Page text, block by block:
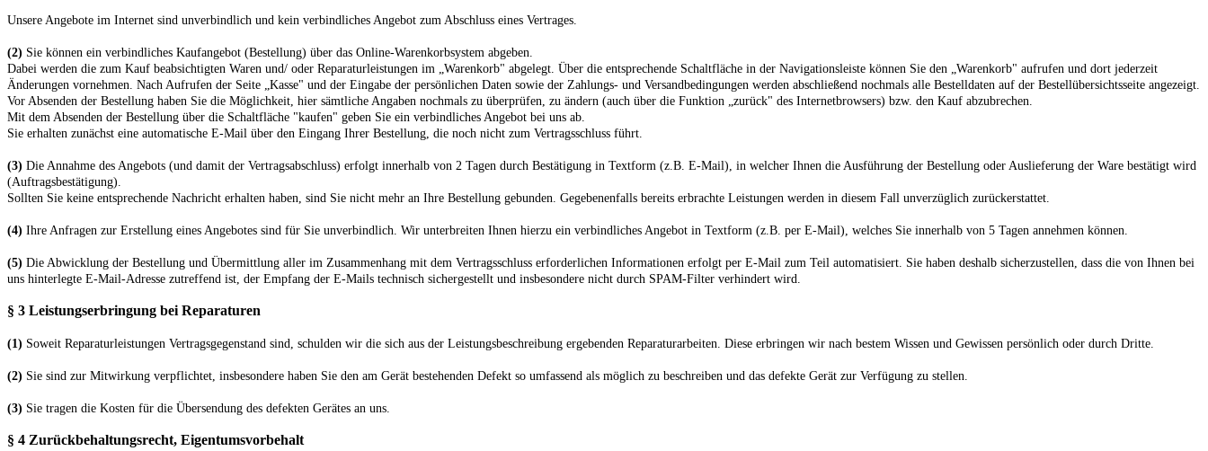
Unsere Angebote im Internet sind unverbindlich und kein verbindliches Angebot zum Abschluss eines Vertrages.
(2) Sie können ein verbindliches Kaufangebot (Bestellung) über das Online-Warenkorbsystem abgeben.
Dabei werden die zum Kauf beabsichtigten Waren und/ oder Reparaturleistungen im „Warenkorb" abgelegt. Über die entsprechende Schaltfläche in der Navigationsleiste können Sie den „Warenkorb" aufrufen und dort jederzeit
Änderungen vornehmen. Nach Aufrufen der Seite „Kasse" und der Eingabe der persönlichen Daten sowie der Zahlungs- und Versandbedingungen werden abschließend nochmals alle Bestelldaten auf der Bestellübersichtsseite angezeigt.
Vor Absenden der Bestellung haben Sie die Möglichkeit, hier sämtliche Angaben nochmals zu überprüfen, zu ändern (auch über die Funktion „zurück" des Internetbrowsers) bzw. den Kauf abzubrechen.
Mit dem Absenden der Bestellung über die Schaltfläche "kaufen" geben Sie ein verbindliches Angebot bei uns ab.
Sie erhalten zunächst eine automatische E-Mail über den Eingang Ihrer Bestellung, die noch nicht zum Vertragsschluss führt.
(3) Die Annahme des Angebots (und damit der Vertragsabschluss) erfolgt innerhalb von 2 Tagen durch Bestätigung in Textform (z.B. E-Mail), in welcher Ihnen die Ausführung der Bestellung oder Auslieferung der Ware bestätigt wird
(Auftragsbestätigung).
Sollten Sie keine entsprechende Nachricht erhalten haben, sind Sie nicht mehr an Ihre Bestellung gebunden. Gegebenenfalls bereits erbrachte Leistungen werden in diesem Fall unverzüglich zurückerstattet.
(4) Ihre Anfragen zur Erstellung eines Angebotes sind für Sie unverbindlich. Wir unterbreiten Ihnen hierzu ein verbindliches Angebot in Textform (z.B. per E-Mail), welches Sie innerhalb von 5 Tagen annehmen können.
(5) Die Abwicklung der Bestellung und Übermittlung aller im Zusammenhang mit dem Vertragsschluss erforderlichen Informationen erfolgt per E-Mail zum Teil automatisiert. Sie haben deshalb sicherzustellen, dass die von Ihnen bei
uns hinterlegte E-Mail-Adresse zutreffend ist, der Empfang der E-Mails technisch sichergestellt und insbesondere nicht durch SPAM-Filter verhindert wird.
§ 3 Leistungserbringung bei Reparaturen
(1) Soweit Reparaturleistungen Vertragsgegenstand sind, schulden wir die sich aus der Leistungsbeschreibung ergebenden Reparaturarbeiten. Diese erbringen wir nach bestem Wissen und Gewissen persönlich oder durch Dritte.
(2) Sie sind zur Mitwirkung verpflichtet, insbesondere haben Sie den am Gerät bestehenden Defekt so umfassend als möglich zu beschreiben und das defekte Gerät zur Verfügung zu stellen.
(3) Sie tragen die Kosten für die Übersendung des defekten Gerätes an uns.
§ 4 Zurückbehaltungsrecht, Eigentumsvorbehalt